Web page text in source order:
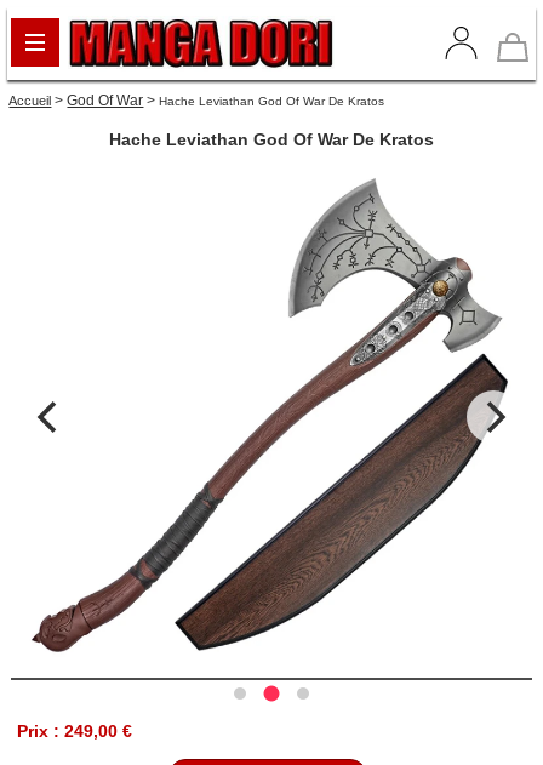
Accueil >God Of War >Hache Leviathan God Of War De Kratos
Hache Leviathan God Of War De Kratos
Prix : 249,00 €